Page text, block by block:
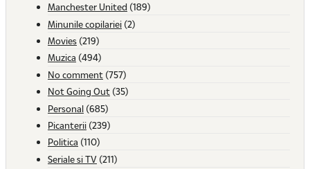
Manchester United (189)
Minunile copilariei (2)
Movies (219)
Muzica (494)
No comment (757)
Not Going Out (35)
Personal (685)
Picanterii (239)
Politica (110)
Seriale si TV (211)